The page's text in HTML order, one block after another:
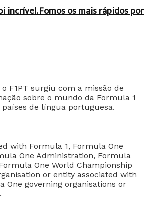
incrível. Fomos os mais rápidos por
F1PT surgiu com a missão de
sobre o mundo da Formula 1
de língua portuguesa.
with Formula 1, Formula One
One Administration, Formula
One World Championship
or entity associated with
One governing organisations or